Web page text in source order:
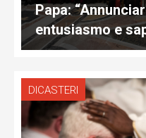
Papa:
entusiasmo e
DICASTERI